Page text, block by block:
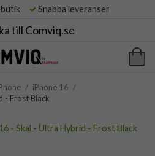
butik Snabba leveranser
till Comviq.se
/ iPhone 16 /
- Frost Black